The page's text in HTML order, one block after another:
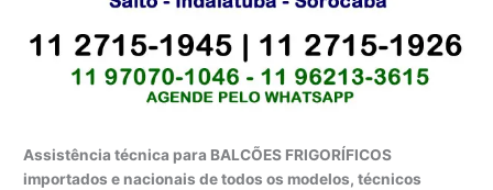
Assistência técnica para BALCÕES FRIGORÍFICOS
importados e nacionais de todos os modelos, técnicos